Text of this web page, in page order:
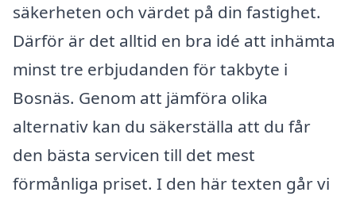
säkerheten och värdet på din fastighet.
Därför är det alltid en bra idé att inhämta
minst tre erbjudanden för takbyte i
Bosnäs. Genom att jämföra olika
alternativ kan du säkerställa att du får
den bästa servicen till det mest
förmånliga priset. I den här texten går vi